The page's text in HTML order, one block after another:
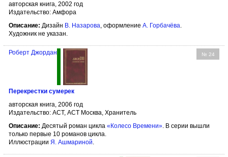
авторская книга, 2002 год
Издательство: Амфора
Описание: Дизайн В. Назарова, оформление А. Горбачёва.
Художник не указан.
№ 24
Роберт Джордан
Перекрестки сумерек
авторская книга, 2006 год
Издательство: АСТ, АСТ Москва, Хранитель
Описание: Десятый роман цикла «Колесо Времени». В серии вышли
только первые 10 романов цикла.
Иллюстрации Я. Ашмариной.